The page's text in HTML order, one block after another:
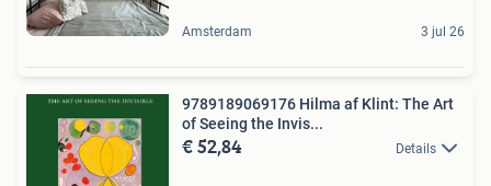
Amsterdam 3 jul 26
9789189069176 Hilma af Klint: The Art
of Seeing the Invis...
€ 52,84 Details